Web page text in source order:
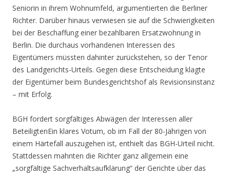
Seniorin in ihrem Wohnumfeld, argumentierten die Berliner
Richter. Darüber hinaus verwiesen sie auf die Schwierigkeiten
bei der Beschaffung einer bezahlbaren Ersatzwohnung in
Berlin. Die durchaus vorhandenen Interessen des
Eigentümers müssten dahinter zurückstehen, so der Tenor
des Landgerichts-Urteils. Gegen diese Entscheidung klagte
der Eigentümer beim Bundesgerichtshof als Revisionsinstanz
– mit Erfolg.
BGH fordert sorgfältiges Abwägen der Interessen aller
BeteiligtenEin klares Votum, ob im Fall der 80-Jährigen von
einem Härtefall auszugehen ist, enthielt das BGH-Urteil nicht.
Stattdessen mahnten die Richter ganz allgemein eine
„sorgfältige Sachverhaltsaufklärung“ der Gerichte über das